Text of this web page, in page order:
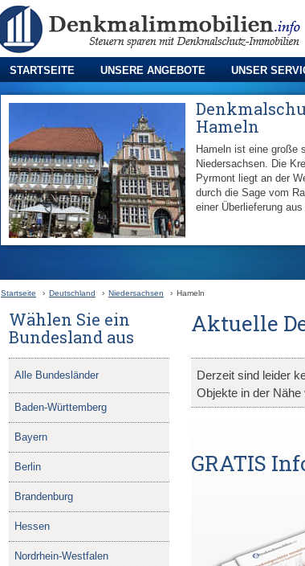
STARTSEITE UNSERE ANGEBOTE UNSER
Hameln
Hameln ist eine große
Niedersachsen. Die
Pyrmont liegt an der
durch die Sage vom
einer Überlieferung
Startseite › Deutschland › Niedersachsen › Hameln
Wählen Sie ein
Bundesland aus
Alle Bundesländer
Baden-Württemberg
Bayern
Berlin
Brandenburg
Hessen
Nordrhein-Westfalen
Aktuelle
Derzeit sind leider
Objekte in der Nähe
GRATIS